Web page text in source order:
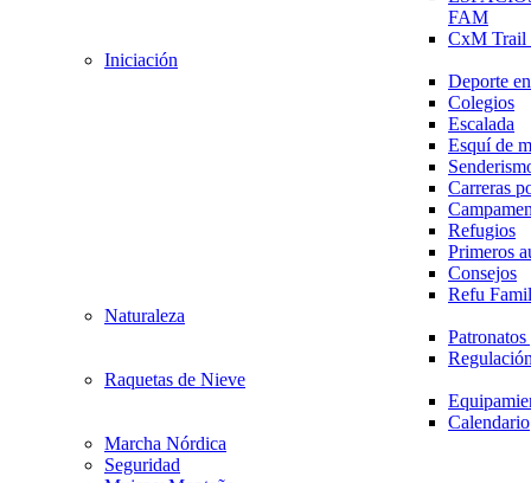
FAM
CxM
Iniciación
Deporte
Colegios
Escalada
Esquí de
Carreras
Refugios
Primeros
Consejos
Refu
Naturaleza
Raquetas de Nieve
Calendario
Marcha Nórdica
Seguridad